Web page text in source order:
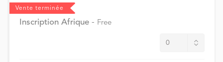
Vente terminée
Inscription Afrique - Free